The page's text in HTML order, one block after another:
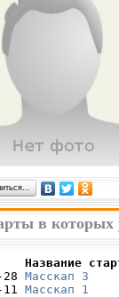
в
Название
28 Масскап 3
11 Масскап 1